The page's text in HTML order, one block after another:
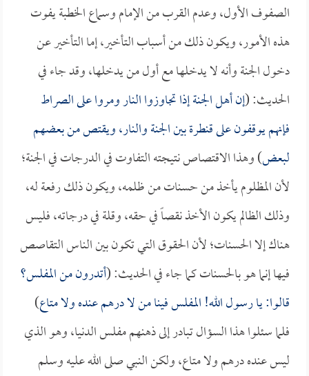
الصفوف الأول، وعدم القرب من الإمام وسماع الخطبة يفوت
هذه الأمور، ويكون ذلك من أسباب التأخير، إما التأخير عن
دخول الجنة وأنه لا يدخلها مع أول من يدخلها، وقد جاء في
الحديث: (إن أهل الجنة إذا تجاوزوا النار ومروا على الصراط
فإنهم يوقفون على قنطرة بين الجنة والنار، ويقتص من بعضهم
لبعض) وهذا الاقتصاص نتيجته التفاوت في الدرجات في الجنة؛
لأن المظلوم يأخذ من حسنات من ظلمه، ويكون ذلك رفعة له،
وذلك الظالم يكون الأخذ نقصاً في حقه، وقلة في درجاته، فليس
هناك إلا الحسنات؛ لأن الحقوق التي تكون بين الناس التقاصص
فيها إنما هو بالحسنات كما جاء في الحديث: (أتدرون من المفلس؟
قالوا: يا رسول الله! المفلس فينا من لا درهم عنده ولا متاع)
فلما سئلوا هذا السؤال تبادر إلى ذهنهم مفلس الدنيا، وهو الذي
ليس عنده درهم ولا متاع، ولكن النبي صلى الله عليه وسلم